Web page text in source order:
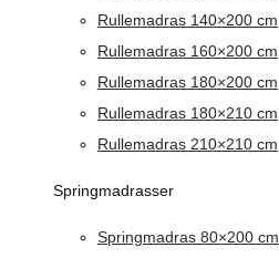
Rullemadras 140×200 cm
Rullemadras 160×200 cm
Rullemadras 180×200 cm
Rullemadras 180×210 cm
Rullemadras 210×210 cm
Springmadrasser
Springmadras 80×200 cm